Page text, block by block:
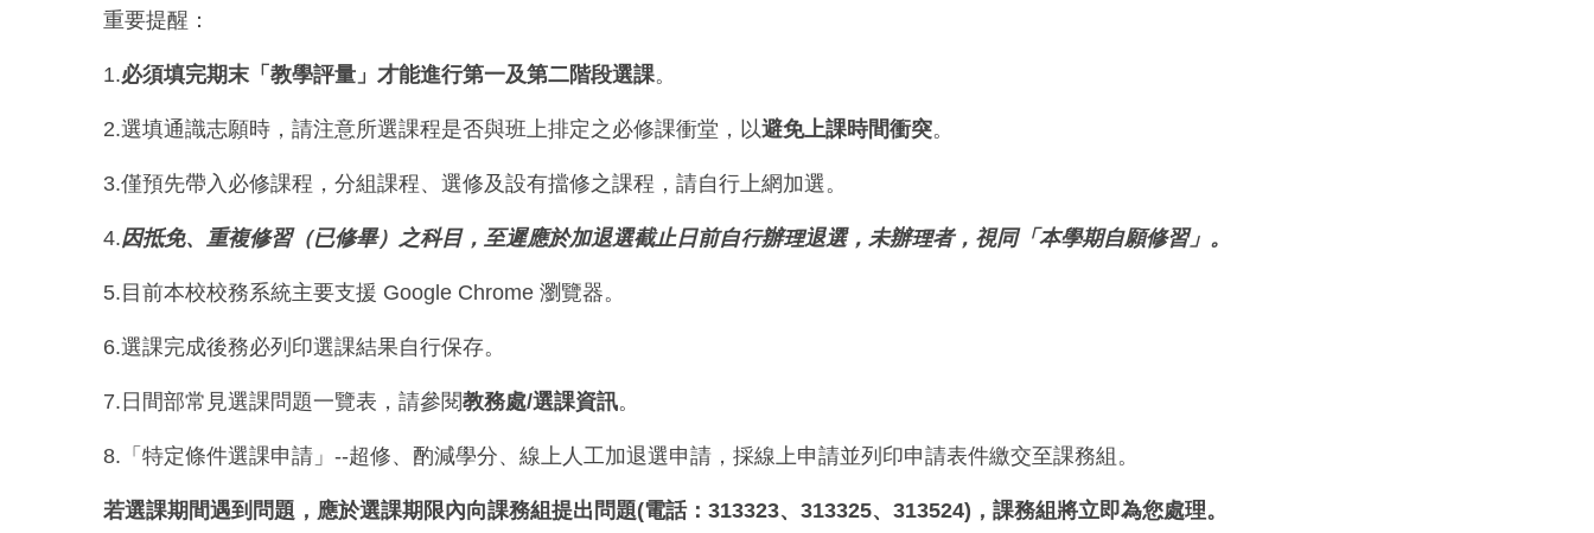
重要提醒：
1.必須填完期末「教學評量」才能進行第一及第二階段選課。
2.選填通識志願時，請注意所選課程是否與班上排定之必修課衝堂，以避免上課時間衝突。
3.僅預先帶入必修課程，分組課程、選修及設有擋修之課程，請自行上網加選。
4.因抵免、重複修習（已修畢）之科目，至遲應於加退選截止日前自行辦理退選，未辦理者，視同「本學期自願修習」。
5.目前本校校務系統主要支援 Google Chrome 瀏覽器。
6.選課完成後務必列印選課結果自行保存。
7.日間部常見選課問題一覽表，請參閱教務處/選課資訊。
8.「特定條件選課申請」--超修、酌減學分、線上人工加退選申請，採線上申請並列印申請表件繳交至課務組。
若選課期間遇到問題，應於選課期限內向課務組提出問題(電話：313323、313325、313524)，課務組將立即為您處理。